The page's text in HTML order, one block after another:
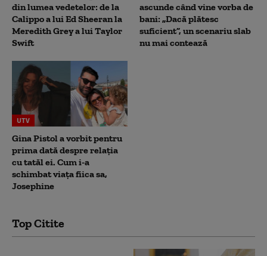
din lumea vedetelor: de la
Calippo a lui Ed Sheeran la
Meredith Grey a lui Taylor
Swift
ascunde când vine vorba de
bani: „Dacă plătesc
suficient”, un scenariu slab
nu mai contează
UTV
Gina Pistol a vorbit pentru
prima dată despre relația
cu tatăl ei. Cum i-a
schimbat viața fiica sa,
Josephine
Top Citite